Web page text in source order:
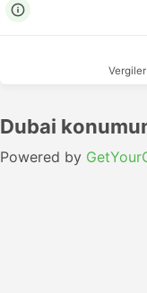
Dubai
Powered by